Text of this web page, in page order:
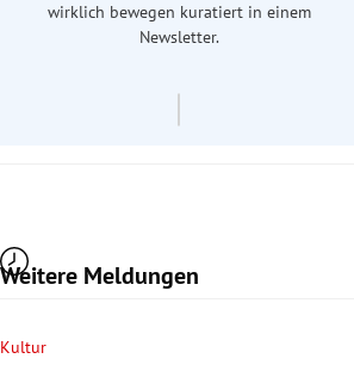
wirklich bewegen kuratiert in einem
Newsletter.
Weitere Meldungen
Kultur